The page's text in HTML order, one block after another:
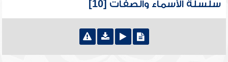
سلسلة الأسماء والصفات [10]